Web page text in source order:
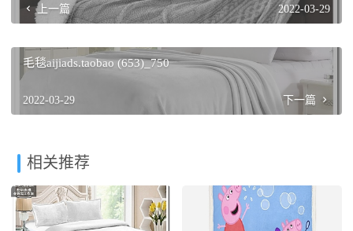
上一篇 2022-03-29
毛毯aijiads.taobao (653)_750
2022-03-29 下一篇
相关推荐